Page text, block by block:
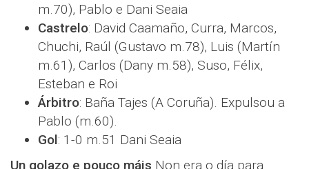
m.70), Pablo e Dani Seaia
Castrelo: David Caamaño, Curra, Marcos,
Chuchi, Raúl (Gustavo m.78), Luis (Martín
m.61), Carlos (Dany m.58), Suso, Félix,
Esteban e Roi
Árbitro: Baña Tajes (A Coruña). Expulsou a
Pablo (m.60).
Gol: 1-0 m.51 Dani Seaia
Un golazo e pouco máis Non era o día para